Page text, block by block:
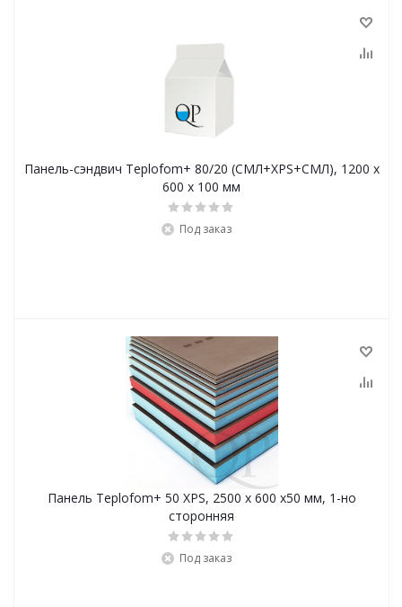
Панель-сэндвич Teplofom+ 80/20 (СМЛ+XPS+СМЛ), 1200 x
600 x 100 мм
Под заказ
Панель Teplofom+ 50 XPS, 2500 х 600 х50 мм, 1-но
сторонняя
Под заказ